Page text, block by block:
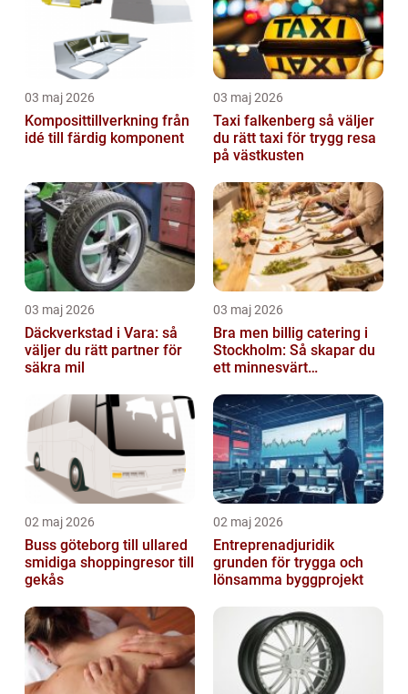
03 maj 2026
Komposittillverkning från
idé till färdig komponent
03 maj 2026
Taxi falkenberg så väljer
du rätt taxi för trygg resa
på västkusten
03 maj 2026
Däckverkstad i Vara: så
väljer du rätt partner för
säkra mil
03 maj 2026
Bra men billig catering i
Stockholm: Så skapar du
ett minnesvärt
02 maj 2026
Buss göteborg till ullared
smidiga shoppingresor till
gekås
02 maj 2026
Entreprenadjuridik
grunden för trygga och
lönsamma byggprojekt